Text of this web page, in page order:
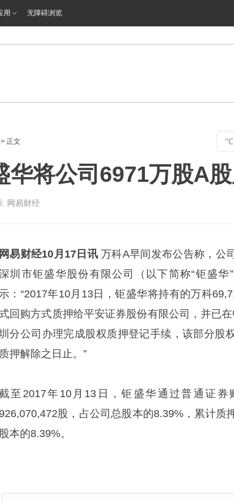
用 无障碍浏览
> 正文
华将公司6971万股A
网易财经
网易财经10月17日讯万科A早间发布公告称，公
圳市钜盛华股份有限公司（以下简称“钜盛华
：“2017年10月13日，钜盛华将持有的万科
回购方式质押给平安证券股份有限公司，并已
分公司办理完成股权质押登记手续，该部分股
质押解除之日止。”
至2017年10月13日，钜盛华通过普通证
926,070,472股，占公司总股本的8.39%，累计质
股本的8.39%。